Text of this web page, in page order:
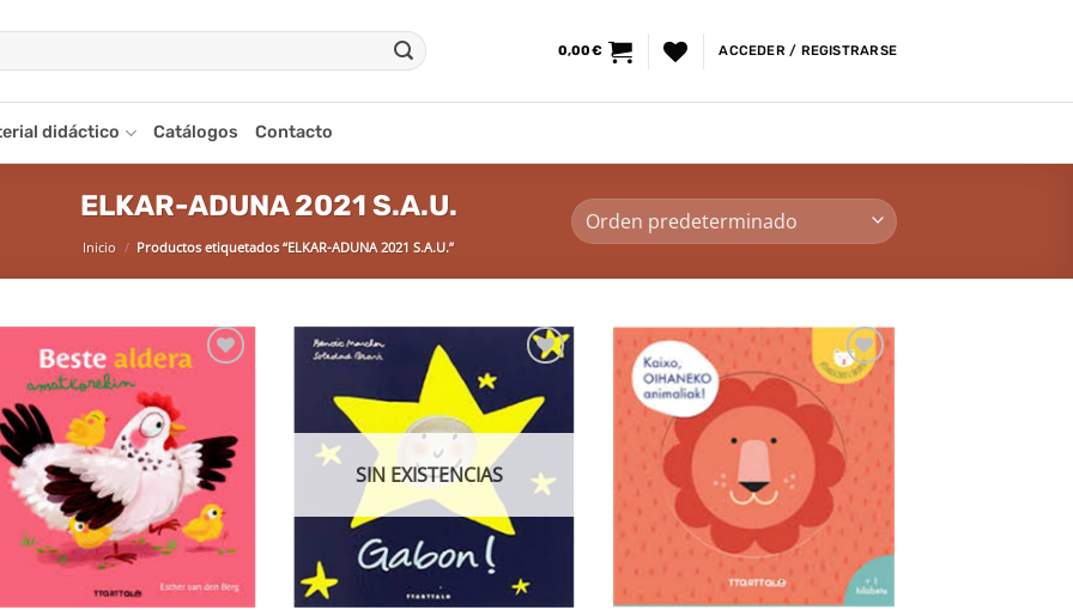
0,00€ ACCEDER / REGISTRARSE
didáctico Catálogos Contacto
ELKAR-ADUNA 2021 S.A.U.
Inicio / Productos etiquetados “ELKAR-ADUNA 2021 S.A.U.”
a la
lista de
deseos
SIN EXISTENCIAS
Añadir
lista de
deseos